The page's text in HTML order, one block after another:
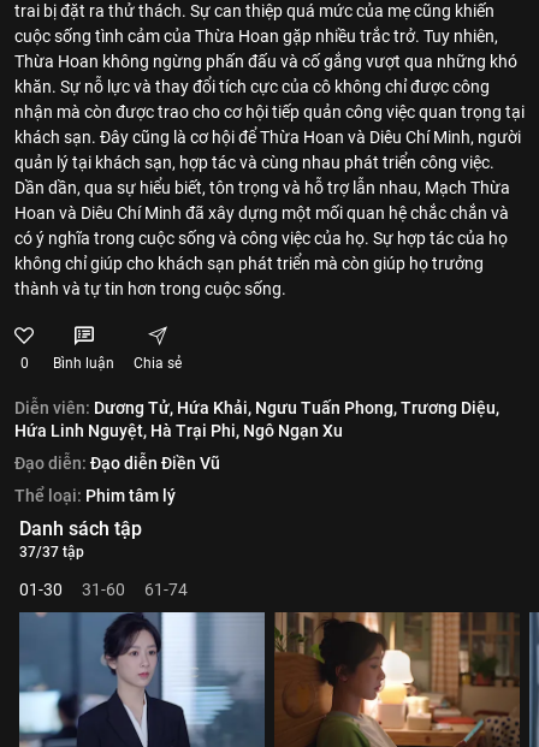
trai bị đặt ra thử thách. Sự can thiệp quá mức của mẹ cũng khiến
cuộc sống tình cảm của Thừa Hoan gặp nhiều trắc trở. Tuy nhiên,
Thừa Hoan không ngừng phấn đấu và cố gắng vượt qua những khó
khăn. Sự nỗ lực và thay đổi tích cực của cô không chỉ được công
nhận mà còn được trao cho cơ hội tiếp quản công việc quan trọng tại
khách sạn. Đây cũng là cơ hội để Thừa Hoan và Diêu Chí Minh, người
quản lý tại khách sạn, hợp tác và cùng nhau phát triển công việc.
Dần dần, qua sự hiểu biết, tôn trọng và hỗ trợ lẫn nhau, Mạch Thừa
Hoan và Diêu Chí Minh đã xây dựng một mối quan hệ chắc chắn và
có ý nghĩa trong cuộc sống và công việc của họ. Sự hợp tác của họ
không chỉ giúp cho khách sạn phát triển mà còn giúp họ trưởng
thành và tự tin hơn trong cuộc sống.
0 Bình luận Chia sẻ
Diễn viên: Dương Tử, Hứa Khải, Ngưu Tuấn Phong,Trương Diệu,
Hứa Linh Nguyệt, Hà Trại Phi, Ngô Ngạn Xu
Đạo diễn: Đạo diễn Điền Vũ
Thể loại: Phim tâm lý
Danh sách tập
37/37 tập
01-30 31-60 61-74